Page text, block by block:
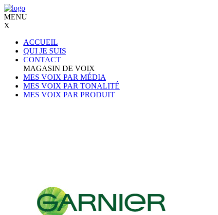
MENU
X
ACCUEIL
QUI JE SUIS
CONTACT
MAGASIN DE VOIX
MES VOIX PAR MÉDIA
MES VOIX PAR TONALITÉ
MES VOIX PAR PRODUIT